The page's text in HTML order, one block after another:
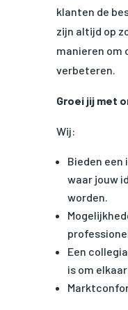
klanten de
zijn altijd op
manieren om
verbeteren.
Groei jij met
Wij:
Bieden een
waar jouw
worden.
Een
is om